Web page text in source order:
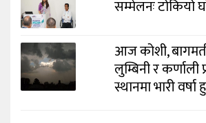
सम्मेलनः टोकियो
आज कोशी,
लुम्बिनी र
स्थानमा भारी